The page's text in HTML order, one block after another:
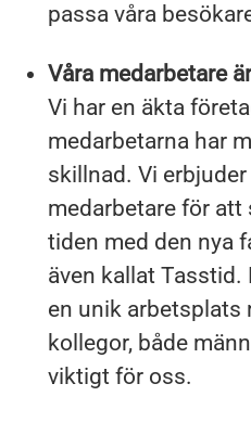
passa våra
Våra medarbetare
Vi har en äkta
medarbetarna har
skillnad. Vi
medarbetare för
tiden med den nya
även kallat
en unik arbetsplats
kollegor, både
viktigt för oss.